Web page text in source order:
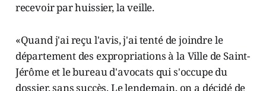
recevoir par huissier, la veille.
«Quand j'ai reçu l'avis, j'ai tenté de joindre le
département des expropriations à la Ville de Saint-
Jérôme et le bureau d'avocats qui s'occupe du
dossier, sans succès. Le lendemain, on a décidé de